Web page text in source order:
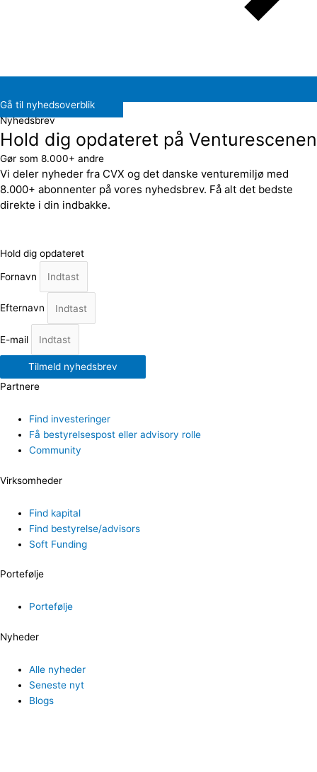
Gå til nyhedsoverblik
Nyhedsbrev
Hold dig opdateret på Venturescenen
Gør som 8.000+ andre
Vi deler nyheder fra CVX og det danske venturemiljø med
8.000+ abonnenter på vores nyhedsbrev. Få alt det bedste
direkte i din indbakke.
Hold dig opdateret
Fornavn
Efternavn
E-mail
Tilmeld nyhedsbrev
Partnere
Find investeringer
Få bestyrelsespost eller advisory rolle
Community
Virksomheder
Find kapital
Find bestyrelse/advisors
Soft Funding
Portefølje
Portefølje
Nyheder
Alle nyheder
Seneste nyt
Blogs